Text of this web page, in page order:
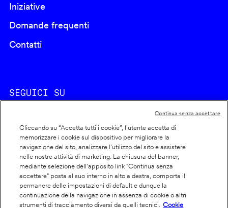
Iniziative
Domande frequenti
Contatti
SEGUICI SU
Footer
info
Cookie policy
Dichiarazione di accessibilità
Privacy
Cliccando su “Accetta tutti i cookie”, l'utente accetta di
memorizzare i cookie sul dispositivo per migliorare la
navigazione del sito, analizzare l'utilizzo del sito e assistere
nelle nostre attività di marketing. La chiusura del banner,
mediante selezione dell’apposito link "Continua senza
accettare" posta al suo interno in alto a destra, comporta il
permanere delle impostazioni di default e dunque la
continuazione della navigazione in assenza di cookie o altri
strumenti di tracciamento diversi da quelli tecnici.
Cookie
Continua senza accettare